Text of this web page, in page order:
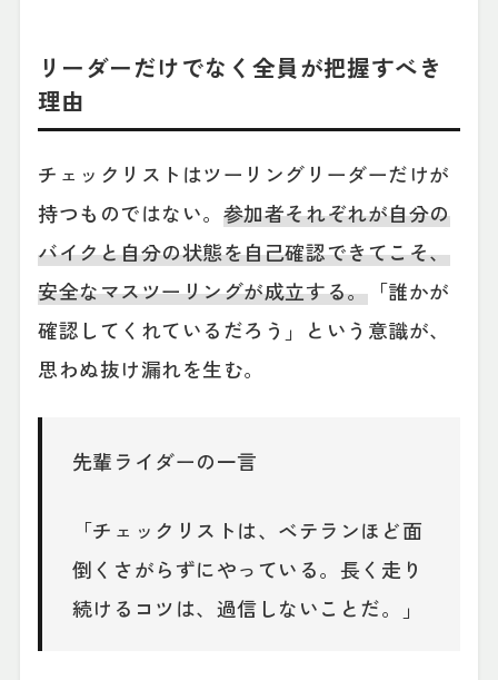
リーダーだけでなく全員が把握すべき
理由
チェックリストはツーリングリーダーだけが
持つものではない。 参加者それぞれが自分の
バイクと自分の状態を自己確認できてこそ、
安全なマスツーリングが成立する。「誰かが
確認してくれているだろう」という意識が、
思わぬ抜け漏れを生む。
先輩ライダーの一言
「チェックリストは、ベテランほど面
倒くさがらずにやっている。長く走り
続けるコツは、過信しないことだ。」